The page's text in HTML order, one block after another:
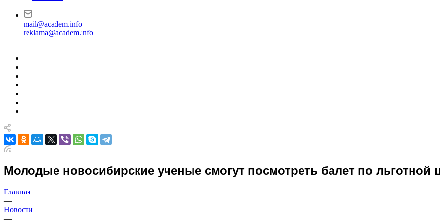
mail@academ.info
reklama@academ.info
Молодые новосибирские ученые смогут посмотреть балет по льготной
Главная
—
Новости
—